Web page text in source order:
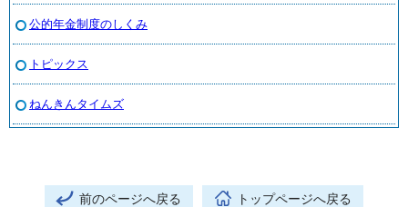
公的年金制度のしくみ
トピックス
ねんきんタイムズ
前のページへ戻る トップページへ戻る